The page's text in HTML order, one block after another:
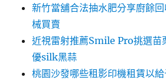
新竹當舖合法抽水肥分享廚餘
械買賣
近視雷射推薦Smile Pro挑選苗
優silk黑蒜
桃園沙發哪些租影印機租賃以